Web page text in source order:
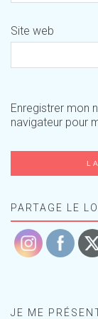
Site web
Enregistrer mon
navigateur pour
PARTAGE LE
JE ME